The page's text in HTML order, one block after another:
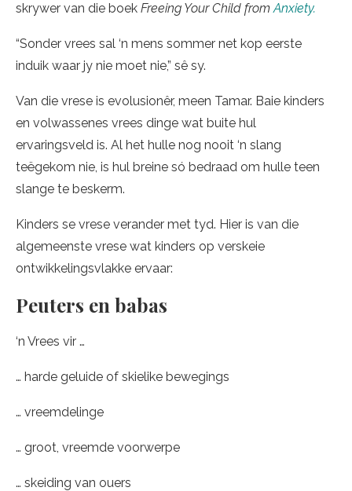
skrywer van die boek Freeing Your Child fromAnxiety.
“Sonder vrees sal ‘n mens sommer net kop eerste
induik waar jy nie moet nie,” sê sy.
Van die vrese is evolusionêr, meen Tamar. Baie kinders
en volwassenes vrees dinge wat buite hul
ervaringsveld is. Al het hulle nog nooit ‘n slang
teëgekom nie, is hul breine só bedraad om hulle teen
slange te beskerm.
Kinders se vrese verander met tyd. Hier is van die
algemeenste vrese wat kinders op verskeie
ontwikkelingsvlakke ervaar:
Peuters en babas
‘n Vrees vir …
… harde geluide of skielike bewegings
… vreemdelinge
… groot, vreemde voorwerpe
… skeiding van ouers